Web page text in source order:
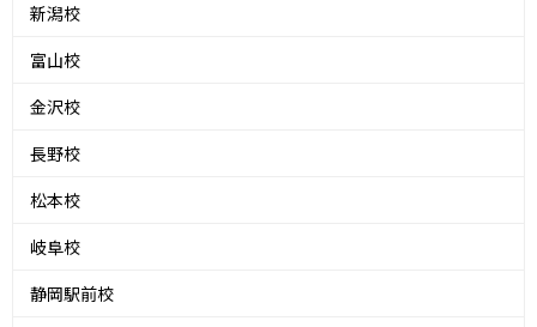
新潟校
富山校
金沢校
長野校
松本校
岐阜校
静岡駅前校